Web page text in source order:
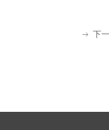
ꁹ 下